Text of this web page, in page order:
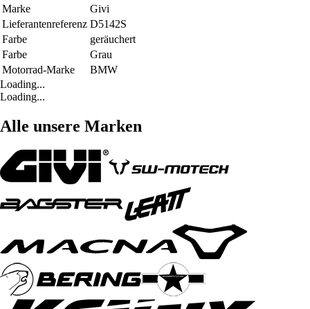
Marke
Givi
Lieferantenreferenz D5142S
Farbe
geräuchert
Farbe
Grau
Motorrad-Marke
BMW
Loading...
Loading...
Alle unsere Marken